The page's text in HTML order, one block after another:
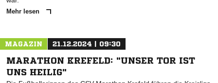
Mehr lesen
MAGAZIN 21.12.2024 | 09:30
MARATHON KREFELD: "UNSER TOR IST
UNS HEILIG"